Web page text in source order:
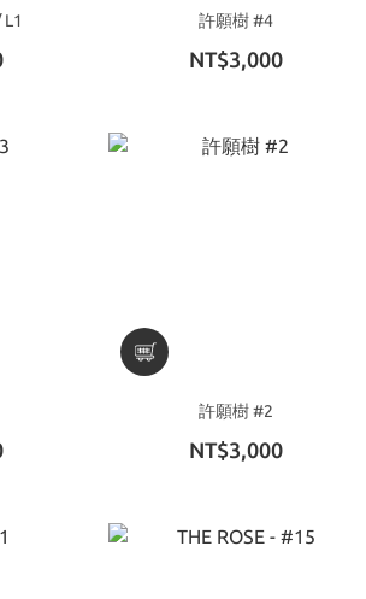
許願樹 #4
NT$3,000
許願樹 #2
NT$3,000